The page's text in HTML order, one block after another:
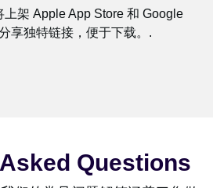
架 Apple App Store 和 Google
享独特链接，便于下载。.
Questions